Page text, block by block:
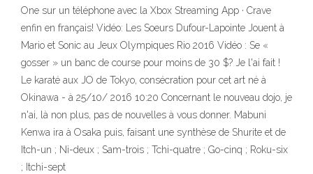
One sur un téléphone avec la Xbox Streaming App · Crave
enfin en français! Vidéo: Les Soeurs Dufour-Lapointe Jouent à
Mario et Sonic au Jeux Olympiques Rio 2016 Vidéo : Se «
gosser » un banc de course pour moins de 30 $? Je l'ai fait !
Le karaté aux JO de Tokyo, consécration pour cet art né à
Okinawa - à 25/10/ 2016 10:20 Concernant le nouveau dojo, je
n'ai, là non plus, pas de nouvelles à vous donner. Mabuni
Kenwa ira à Osaka puis, faisant une synthèse de Shurite et de
Itch-un ; Ni-deux ; Sam-trois ; Tchi-quatre ; Go-cinq ; Roku-six
; Itchi-sept